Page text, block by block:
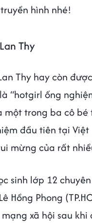
hình nhé!
Thy
Thy hay còn
“hotgirl ống
một trong ba cô bé
đầu tiên tại Việt
mừng của rất
sinh lớp 12
Hồng Phong
xã hội sau khi